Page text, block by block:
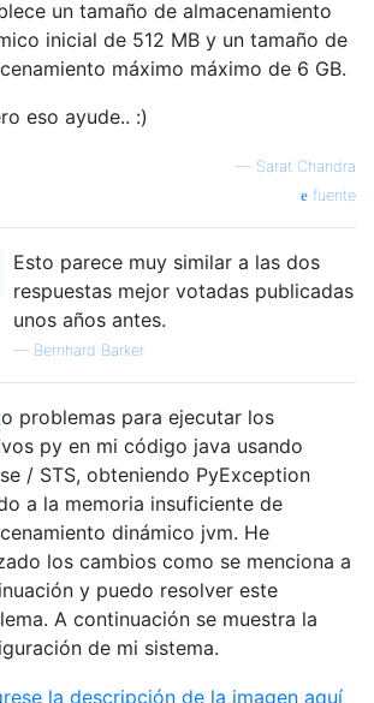
un tamaño de almacenamiento
inicial de 512 MB y un tamaño de
máximo máximo de 6 GB.
eso ayude.. :)
— Sarat Chandra
fuente
Esto parece muy similar a las dos
respuestas mejor votadas publicadas
unos años antes.
— Bernhard Barker
problemas para ejecutar los
py en mi código java usando
/ STS, obteniendo PyException
a la memoria insuficiente de
dinámico jvm. He
los cambios como se menciona a
y puedo resolver este
A continuación se muestra la
de mi sistema.